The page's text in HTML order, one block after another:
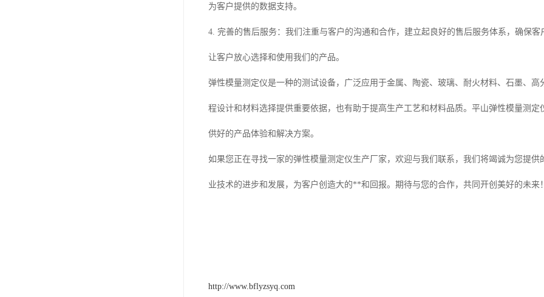
为客户提供的数据支持。
4. 完善的售后服务：我们注重与客户的沟通和合作，建立起良好的售后服务体系，确保客
让客户放心选择和使用我们的产品。
弹性模量测定仪是一种的测试设备，广泛应用于金属、陶瓷、玻璃、耐火材料、石墨、
程设计和材料选择提供重要依据，也有助于提高生产工艺和材料品质。平山弹性模量测
供好的产品体验和解决方案。
如果您正在寻找一家的弹性模量测定仪生产厂家，欢迎与我们联系，我们将竭诚为您提
业技术的进步和发展，为客户创造大的**和回报。期待与您的合作，共同开创美好的未来！
http://www.bflyzsyq.com